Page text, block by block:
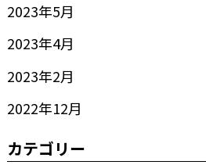
2023年5月
2023年4月
2023年2月
2022年12月
カテゴリー